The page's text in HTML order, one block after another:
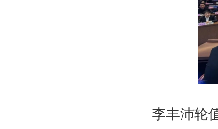
李丰沛轮